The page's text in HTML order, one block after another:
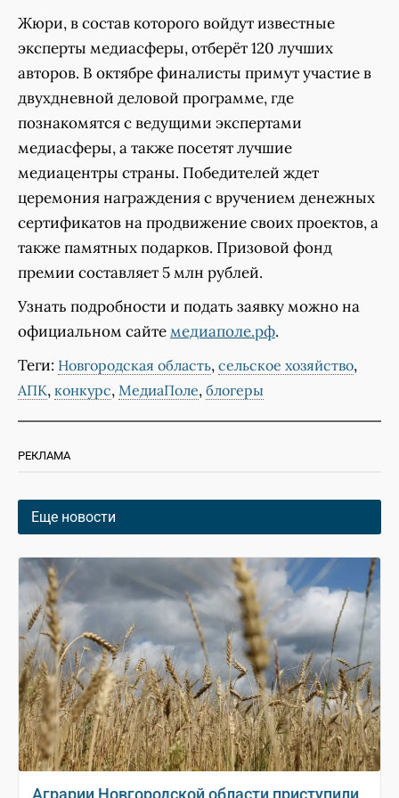
Жюри, в состав которого войдут известные
эксперты медиасферы, отберёт 120 лучших
авторов. В октябре финалисты примут участие в
двухдневной деловой программе, где
познакомятся с ведущими экспертами
медиасферы, а также посетят лучшие
медиацентры страны. Победителей ждет
церемония награждения с вручением денежных
сертификатов на продвижение своих проектов, а
также памятных подарков. Призовой фонд
премии составляет 5 млн рублей.
Узнать подробности и подать заявку можно на
официальном сайтемедиаполе.рф.
Теги: Новгородская область, сельское хозяйство,
АПК, конкурс, МедиаПоле, блогеры
РЕКЛАМА
Еще новости
Аграрии Новгородской области приступили